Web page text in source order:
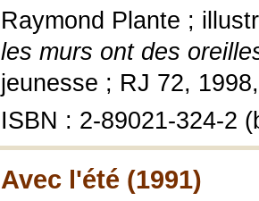
Raymond Plante ;
les murs ont des
jeunesse ; RJ 72,
ISBN : 2-89021-324-2
Avec l'été (1991)